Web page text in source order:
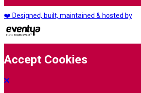
❤️ Designed, built, maintained & hosted by
Accept Cookies